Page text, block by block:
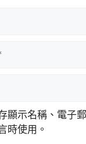
顯示名稱、電子
時使用。